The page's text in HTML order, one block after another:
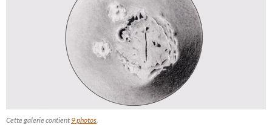
Cette galerie contient 9 photos.